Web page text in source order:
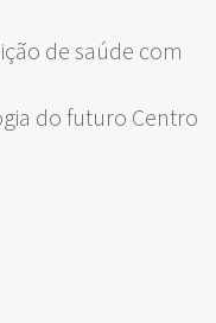
de saúde com
do futuro Centro